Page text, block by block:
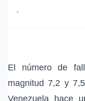
•
El número de
magnitud 7,2 y
Venezuela hace